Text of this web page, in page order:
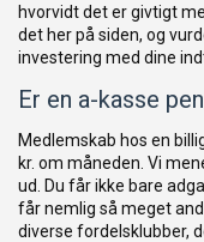
hvorvidt det er givtigt
det her på siden, og
investering med dine
Er en a-kasse
Medlemskab hos en
kr. om måneden. Vi
ud. Du får ikke bare
får nemlig så meget
diverse fordelsklubber,